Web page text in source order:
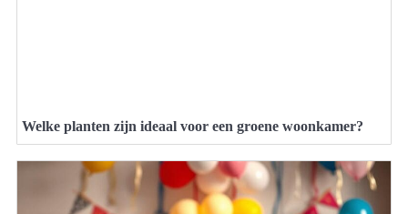
Welke planten zijn ideaal voor een groene woonkamer?